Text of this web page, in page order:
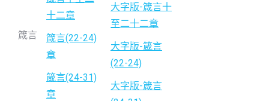
箴言
十二章
箴言(22-24)
章
箴言(24-31)
章
大字版-箴言十
至二十二章
大字版-箴言
(22-24)
大字版-箴言